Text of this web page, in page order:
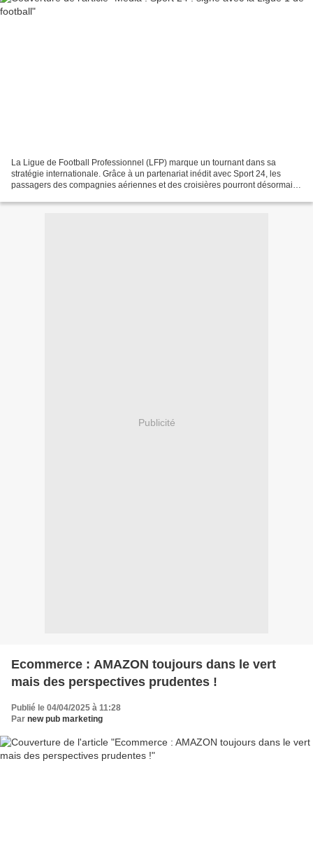
La Ligue de Football Professionnel (LFP) marque un tournant dans sa
stratégie internationale. Grâce à un partenariat inédit avec Sport 24, les
passagers des compagnies aériennes et des croisières pourront désormais
Publicité
Ecommerce : AMAZON toujours dans le vert
mais des perspectives prudentes !
Publié le 04/04/2025 à 11:28
Par new pub marketing